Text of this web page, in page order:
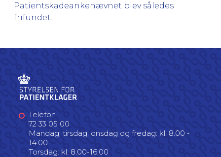
Patientskadeankenævnet blev således
frifundet.
Telefon
72 33 05 00
Mandag, tirsdag, onsdag og fredag: kl. 8.00 -
14.00
Torsdag: kl. 8.00-16.00